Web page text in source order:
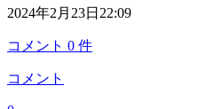
2024年2月23日22:09
コメント 0 件
コメント